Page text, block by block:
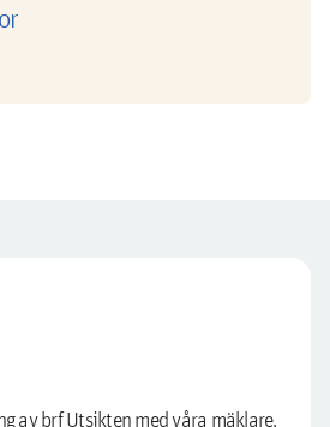
av brf Utsikten med våra mäklare.